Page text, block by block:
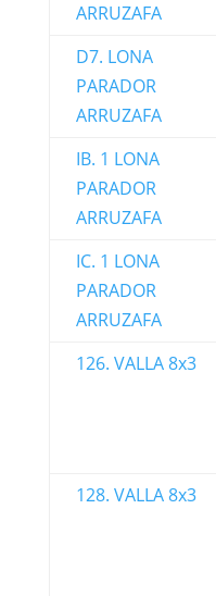
ARRUZAFA
D7. LONA
PARADOR
ARRUZAFA
IB. 1 LONA
PARADOR
ARRUZAFA
IC. 1 LONA
PARADOR
ARRUZAFA
126. VALLA 8x3
128. VALLA 8x3